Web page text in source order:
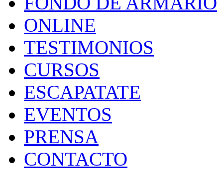
ONLINE
TESTIMONIOS
CURSOS
ESCAPATATE
EVENTOS
PRENSA
CONTACTO